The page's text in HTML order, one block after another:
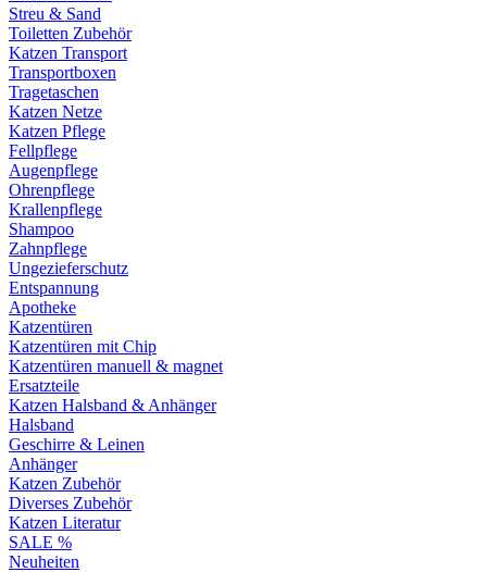
Streu & Sand
Toiletten Zubehör
Katzen Transport
Transportboxen
Tragetaschen
Katzen Netze
Katzen Pflege
Fellpflege
Augenpflege
Ohrenpflege
Krallenpflege
Shampoo
Zahnpflege
Ungezieferschutz
Entspannung
Apotheke
Katzentüren
Katzentüren mit Chip
Katzentüren manuell & magnet
Ersatzteile
Katzen Halsband & Anhänger
Halsband
Geschirre & Leinen
Anhänger
Katzen Zubehör
Diverses Zubehör
Katzen Literatur
SALE %
Neuheiten